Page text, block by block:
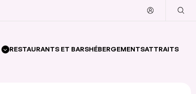
RESTAURANTS ET BARSHÉBERGEMENTSATTRAITS